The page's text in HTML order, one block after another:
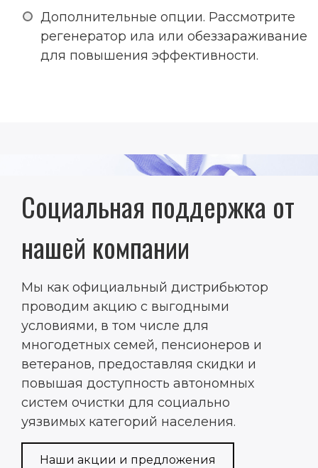
Дополнительные опции. Рассмотрите
регенератор ила или обеззараживание
для повышения эффективности.
Социальная поддержка от
нашей компании
Мы как официальный дистрибьютор
проводим акцию с выгодными
условиями, в том числе для
многодетных семей, пенсионеров и
ветеранов, предоставляя скидки и
повышая доступность автономных
систем очистки для социально
уязвимых категорий населения.
Наши акции и предложения